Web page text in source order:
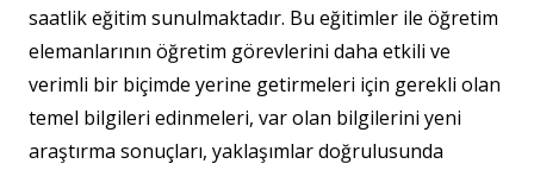
saatlik eğitim sunulmaktadır. Bu eğitimler ile öğretim
elemanlarının öğretim görevlerini daha etkili ve
verimli bir biçimde yerine getirmeleri için gerekli olan
temel bilgileri edinmeleri, var olan bilgilerini yeni
araştırma sonuçları, yaklaşımlar doğrulusunda